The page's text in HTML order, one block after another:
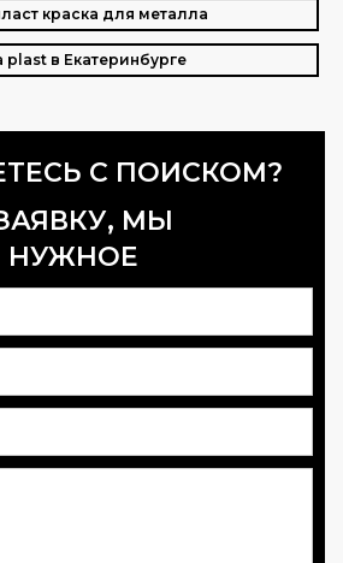
краска для металла
plast в Екатеринбурге
С ПОИСКОМ?
МЫ
НУЖНОЕ